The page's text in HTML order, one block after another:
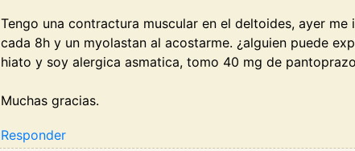
Tengo una contractura muscular en el deltoides, ayer
cada 8h y un myolastan al acostarme. ¿alguien puede
hiato y soy alergica asmatica, tomo 40 mg de
Muchas gracias.
Responder